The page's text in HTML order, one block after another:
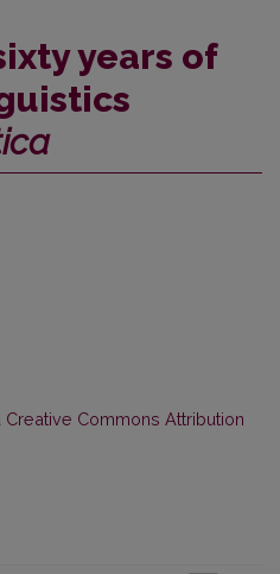
years of
Creative Commons Attribution